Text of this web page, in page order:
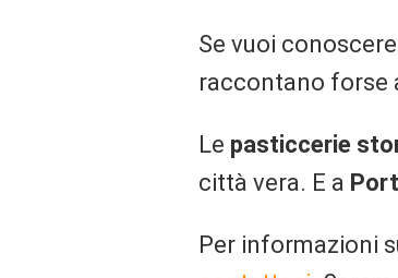
Se vuoi
raccontano forse
Le pasticcerie
città vera. E a
Per informazioni